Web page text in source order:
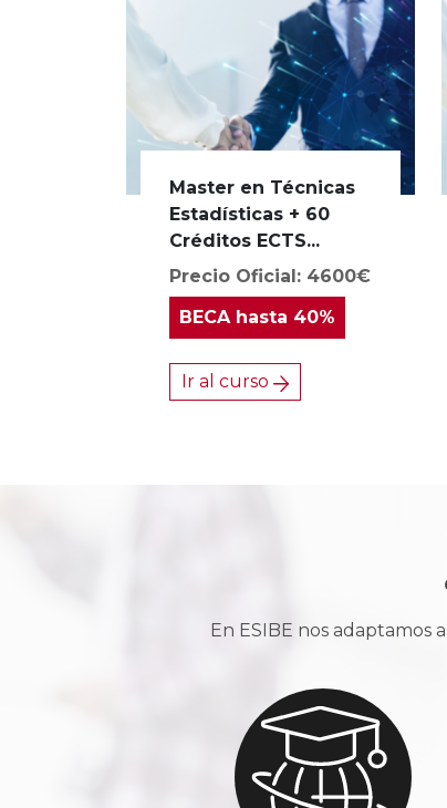
Master en Técnicas
Estadísticas + 60
Créditos ECTS...
Precio Oficial: 4600€
BECAhasta 40%
Ir al curso
En ESIBE nos